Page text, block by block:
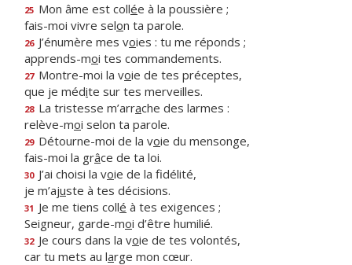
25 Mon âme est collée à la poussière ;
fais-moi vivre selon ta parole.
26 J’énumère mes voies : tu me réponds ;
apprends-moi tes commandements.
27 Montre-moi la voie de tes préceptes,
que je médite sur tes merveilles.
28 La tristesse m’arrache des larmes :
relève-moi selon ta parole.
29 Détourne-moi de la voie du mensonge,
fais-moi la grâce de ta loi.
30 J’ai choisi la voie de la fidélité,
je m’ajuste à tes décisions.
31 Je me tiens collé à tes exigences ;
Seigneur, garde-moi d’être humilié.
32 Je cours dans la voie de tes volontés,
car tu mets au large mon cœur.